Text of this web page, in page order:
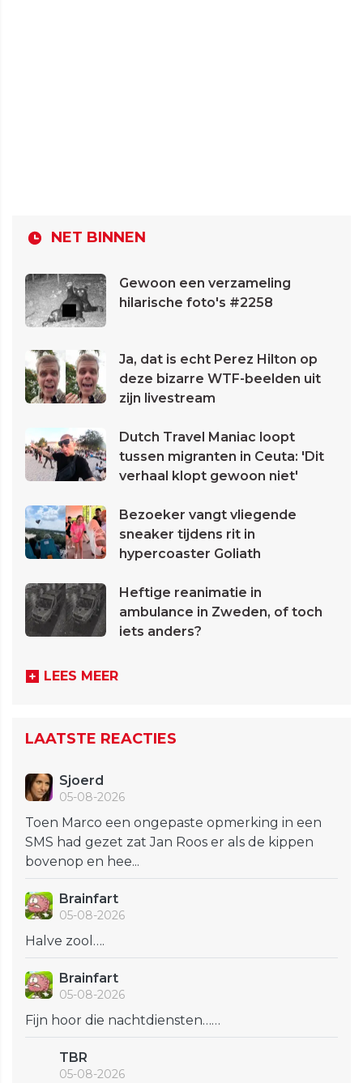
NET BINNEN
Gewoon een verzameling
hilarische foto's #2258
Ja, dat is echt Perez Hilton op
deze bizarre WTF-beelden uit
zijn livestream
Dutch Travel Maniac loopt
tussen migranten in Ceuta: 'Dit
verhaal klopt gewoon niet'
Bezoeker vangt vliegende
sneaker tijdens rit in
hypercoaster Goliath
Heftige reanimatie in
ambulance in Zweden, of toch
iets anders?
LEES MEER
LAATSTE REACTIES
Sjoerd
05-08-2026
Toen Marco een ongepaste opmerking in een
SMS had gezet zat Jan Roos er als de kippen
bovenop en hee...
Brainfart
05-08-2026
Halve zool….
Brainfart
05-08-2026
Fijn hoor die nachtdiensten……
TBR
05-08-2026